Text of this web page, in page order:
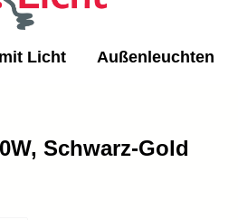
Licht Außenleuchten
Schwarz-Gold